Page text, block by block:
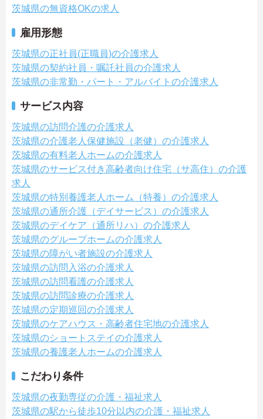
茨城県の無資格OKの求人
雇用形態
茨城県の正社員(正職員)の介護求人
茨城県の契約社員・嘱託社員の介護求人
茨城県の非常勤・パート・アルバイトの介護求人
サービス内容
茨城県の訪問介護の介護求人
茨城県の介護老人保健施設（老健）の介護求人
茨城県の有料老人ホームの介護求人
茨城県のサービス付き高齢者向け住宅（サ高住）の介護
求人
茨城県の特別養護老人ホーム（特養）の介護求人
茨城県の通所介護（デイサービス）の介護求人
茨城県のデイケア（通所リハ）の介護求人
茨城県のグループホームの介護求人
茨城県の障がい者施設の介護求人
茨城県の訪問入浴の介護求人
茨城県の訪問看護の介護求人
茨城県の訪問診療の介護求人
茨城県の定期巡回の介護求人
茨城県のケアハウス・高齢者住宅地の介護求人
茨城県のショートステイの介護求人
茨城県の養護老人ホームの介護求人
こだわり条件
茨城県の夜勤専従の介護・福祉求人
茨城県の駅から徒歩10分以内の介護・福祉求人